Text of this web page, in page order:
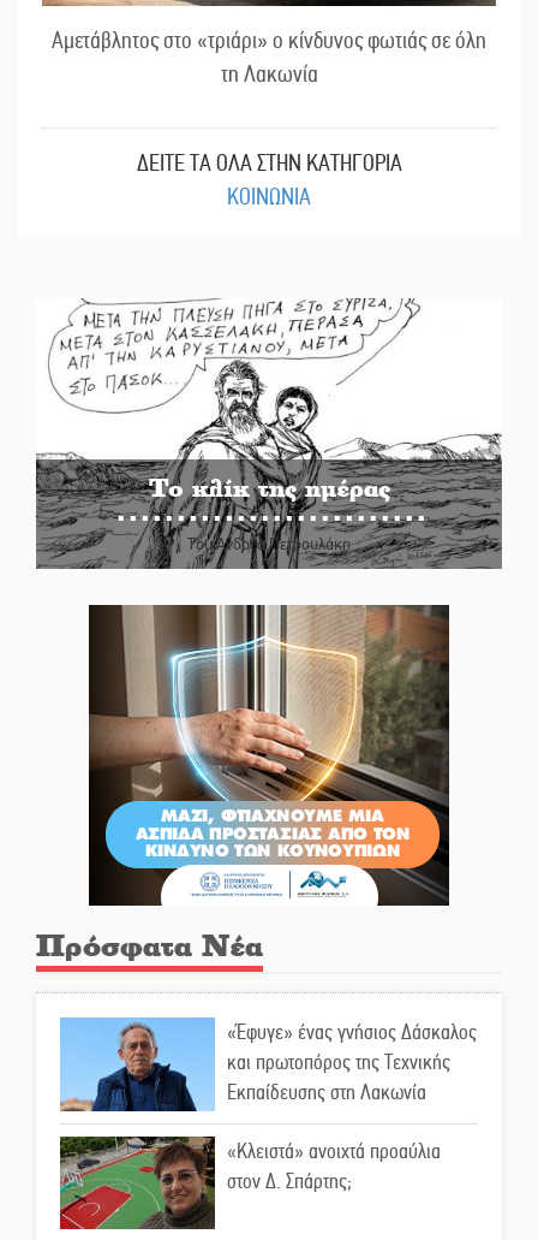
Αμετάβλητος στο «τριάρι» ο κίνδυνος φωτιάς σε όλη
τη Λακωνία
ΔΕΙΤΕ ΤΑ ΟΛΑ ΣΤΗΝ ΚΑΤΗΓΟΡΙΑ
ΚΟΙΝΩΝΙΑ
Το κλίκ της ημέρας
Του Ανδρέα Πετρουλάκη
Πρόσφατα Νέα
«Έφυγε» ένας γνήσιος Δάσκαλος
και πρωτοπόρος της Τεχνικής
Εκπαίδευσης στη Λακωνία
«Κλειστά» ανοιχτά προαύλια
στον Δ. Σπάρτης;